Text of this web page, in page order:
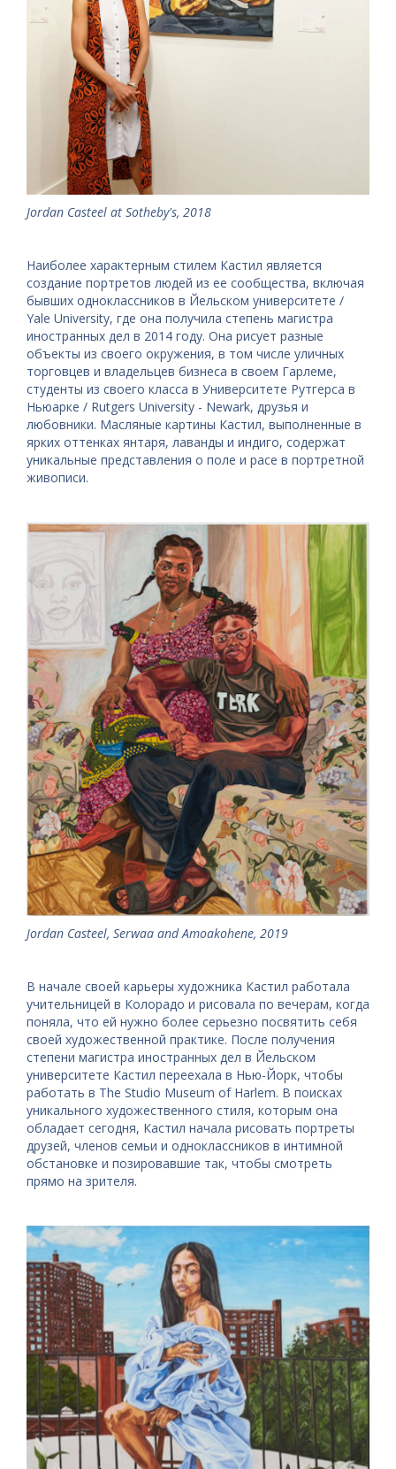
Jordan Casteel at Sotheby's, 2018
Наиболее характерным стилем Кастил является
создание портретов людей из ее сообщества, включая
бывших одноклассников в Йельском университете /
Yale University, где она получила степень магистра
иностранных дел в 2014 году. Она рисует разные
объекты из своего окружения, в том числе уличных
торговцев и владельцев бизнеса в своем Гарлеме,
студенты из своего класса в Университете Рутгерса в
Ньюарке / Rutgers University - Newark, друзья и
любовники. Масляные картины Кастил, выполненные в
ярких оттенках янтаря, лаванды и индиго, содержат
уникальные представления о поле и расе в портретной
живописи.
Jordan Casteel, Serwaa and Amoakohene, 2019
В начале своей карьеры художника Кастил работала
учительницей в Колорадо и рисовала по вечерам, когда
поняла, что ей нужно более серьезно посвятить себя
своей художественной практике. После получения
степени магистра иностранных дел в Йельском
университете Кастил переехала в Нью-Йорк, чтобы
работать в The Studio Museum of Harlem. В поисках
уникального художественного стиля, которым она
обладает сегодня, Кастил начала рисовать портреты
друзей, членов семьи и одноклассников в интимной
обстановке и позировавшие так, чтобы смотреть
прямо на зрителя.